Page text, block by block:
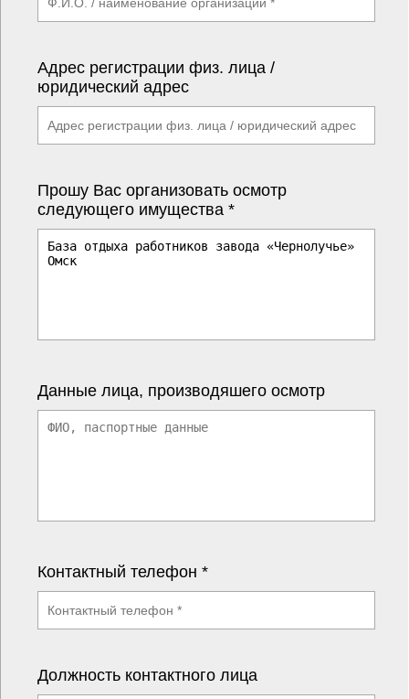
Адрес регистрации физ. лица /
юридический адрес
Прошу Вас организовать осмотр
следующего имущества *
Данные лица, производяшего осмотр
Контактный телефон *
Должность контактного лица